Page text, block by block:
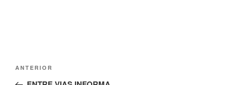
Navegación
Entrada
anterior:
ANTERIOR